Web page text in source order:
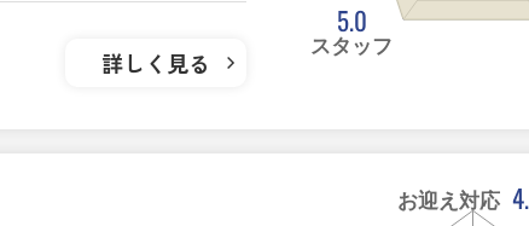
詳しく見る
5.0
スタッフ
お迎え対応